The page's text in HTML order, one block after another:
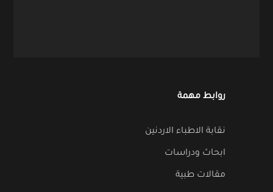
روابط مهمة
نقابة الاطباء الاردنين
ابحاث ودراسات
مقالات طبية